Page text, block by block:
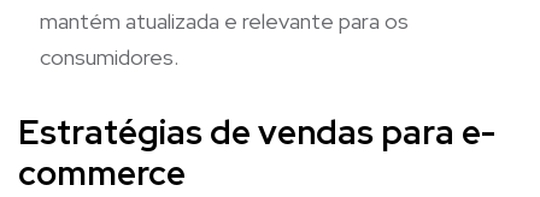
mantém atualizada e relevante para os
consumidores.
Estratégias de vendas para e-
commerce